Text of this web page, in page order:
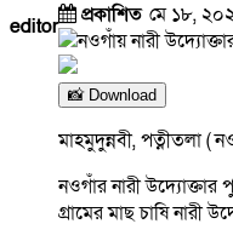
editor প্রকাশিত মে ১৮,
📸 Download
মাহমুদুন্নবী, পত্নীতলা (
নওগাঁর নারী
গ্রামের মাছ চাষি নারী